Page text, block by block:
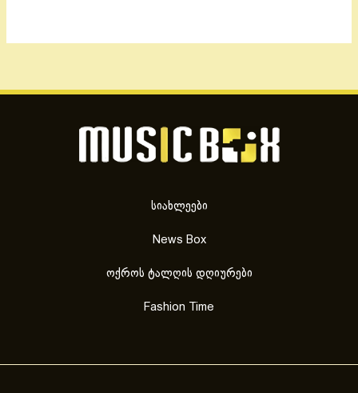
სიახლეები
News Box
ოქროს ტალღის დღიურები
Fashion Time